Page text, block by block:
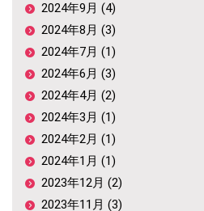
2024年9月 (4)
2024年8月 (3)
2024年7月 (1)
2024年6月 (3)
2024年4月 (2)
2024年3月 (1)
2024年2月 (1)
2024年1月 (1)
2023年12月 (2)
2023年11月 (3)